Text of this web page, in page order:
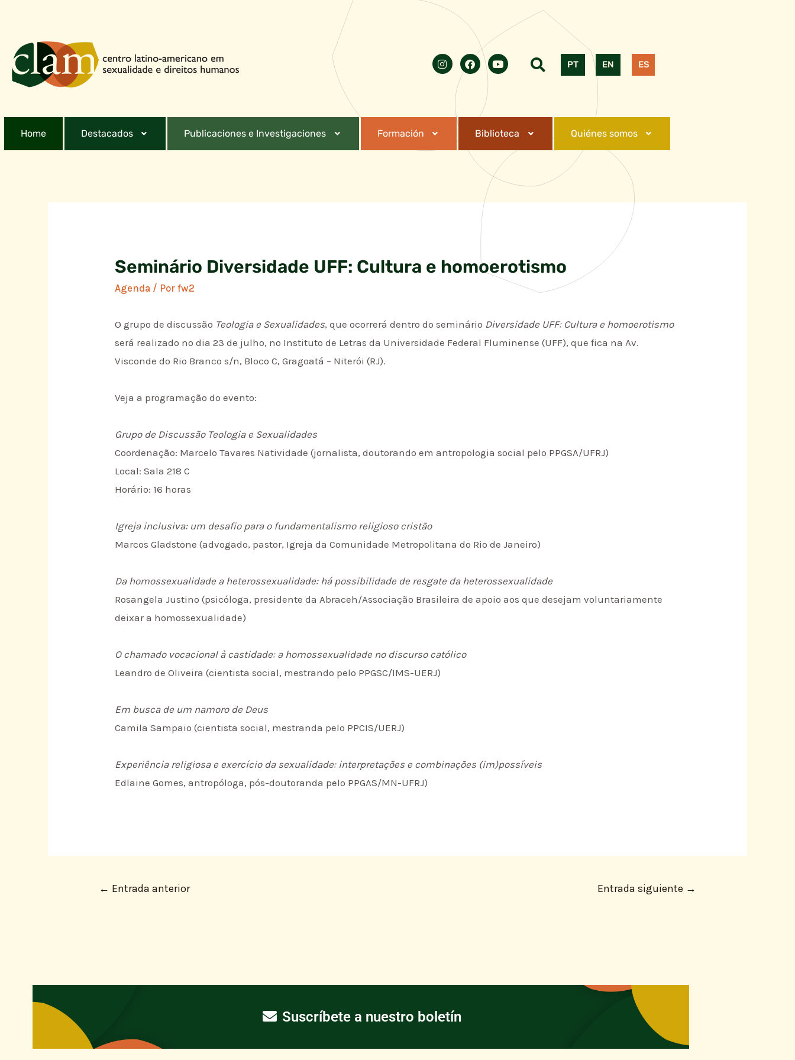
PT EN ES
Home Destacados Publicaciones e Investigaciones Formación Biblioteca Quiénes somos
Seminário Diversidade UFF: Cultura e homoerotismo
Agenda / Porfw2
O grupo de discussão Teologia e Sexualidades, que ocorrerá dentro do seminário Diversidade UFF: Cultura e homoerotismo
será realizado no dia 23 de julho, no Instituto de Letras da Universidade Federal Fluminense (UFF), que fica na Av.
Visconde do Rio Branco s/n, Bloco C, Gragoatá – Niterói (RJ).
Veja a programação do evento:
Grupo de Discussão Teologia e Sexualidades
Coordenação: Marcelo Tavares Natividade (jornalista, doutorando em antropologia social pelo PPGSA/UFRJ)
Local: Sala 218 C
Horário: 16 horas
Igreja inclusiva: um desafio para o fundamentalismo religioso cristão
Marcos Gladstone (advogado, pastor, Igreja da Comunidade Metropolitana do Rio de Janeiro)
Da homossexualidade a heterossexualidade: há possibilidade de resgate da heterossexualidade
Rosangela Justino (psicóloga, presidente da Abraceh/Associação Brasileira de apoio aos que desejam voluntariamente
deixar a homossexualidade)
O chamado vocacional à castidade: a homossexualidade no discurso católico
Leandro de Oliveira (cientista social, mestrando pelo PPGSC/IMS-UERJ)
Em busca de um namoro de Deus
Camila Sampaio (cientista social, mestranda pelo PPCIS/UERJ)
Experiência religiosa e exercício da sexualidade: interpretações e combinações (im)possíveis
Edlaine Gomes, antropóloga, pós-doutoranda pelo PPGAS/MN-UFRJ)
← Entrada anterior Entrada siguiente →
Suscríbete a nuestro boletín